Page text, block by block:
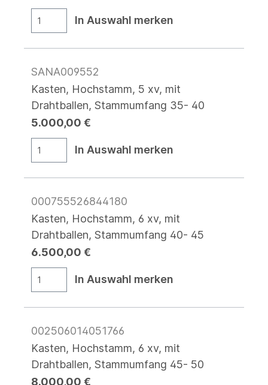
In Auswahl merken
SANA009552
Kasten, Hochstamm, 5 xv, mit
Drahtballen, Stammumfang 35- 40
5.000,00 €
In Auswahl merken
000755526844180
Kasten, Hochstamm, 6 xv, mit
Drahtballen, Stammumfang 40- 45
6.500,00 €
In Auswahl merken
002506014051766
Kasten, Hochstamm, 6 xv, mit
Drahtballen, Stammumfang 45- 50
8.000,00 €